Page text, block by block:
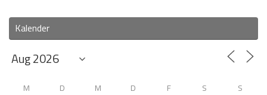
Kalender
M D M D F S S